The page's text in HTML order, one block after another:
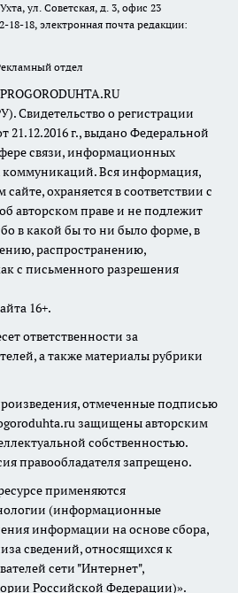
ул. Советская, д. 3, офис 23
18-18, электронная почта редакции:
отдел
Свидетельство о регистрации
г., выдано Федеральной
связи, информационных
коммуникаций. Вся информация,
охраняется в соответствии с
авторском праве и не подлежит
в какой бы то ни было форме, в
распространению,
с письменного разрешения
16+.
ответственности за
а также материалы рубрики
отмеченные подписью
защищены авторским
собственностью.
правообладателя запрещено.
применяются
(информационные
информации на основе сбора,
сведений, относящихся к
сети "Интернет",
Российской Федерации)».